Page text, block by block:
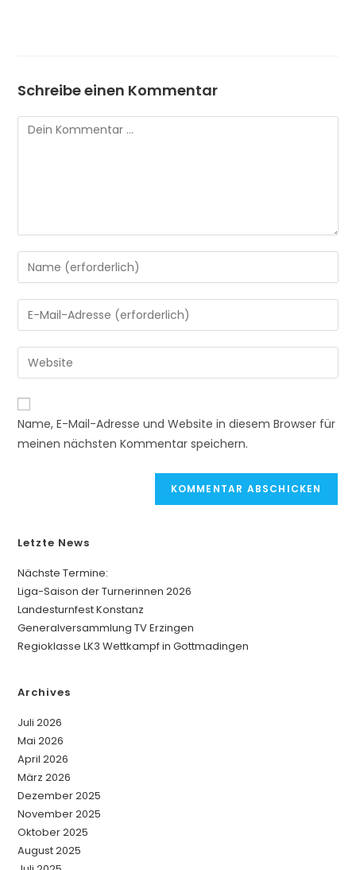
Schreibe einen Kommentar
Kommentar
Gib
deinen
Namen
oder
zum
Kommentieren
ein
Gib
deine
E-
Mail-
zum
Kommentieren
ein
Gib
deine
Website-
URL
Name, E-Mail-Adresse und Website in diesem Browser für
meinen nächsten Kommentar speichern.
Letzte News
Nächste Termine:
Liga-Saison der Turnerinnen 2026
Landesturnfest Konstanz
Generalversammlung TV Erzingen
Regioklasse LK3 Wettkampf in Gottmadingen
Archives
Juli 2026
Mai 2026
April 2026
März 2026
Dezember 2025
November 2025
Oktober 2025
August 2025